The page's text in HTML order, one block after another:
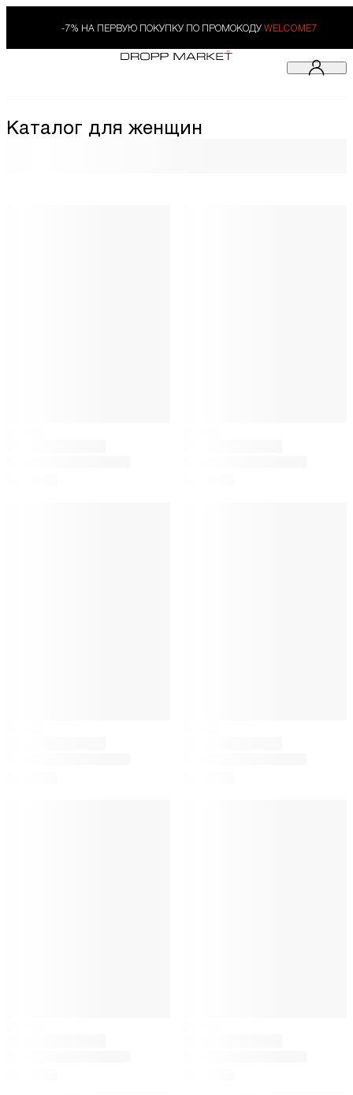
-7% НА ПЕРВУЮ ПОКУПКУ ПО ПРОМОКОДУ WELCOME7
Каталог для женщин